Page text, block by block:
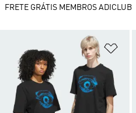
FRETE GRÁTIS MEMBROS ADICLUB